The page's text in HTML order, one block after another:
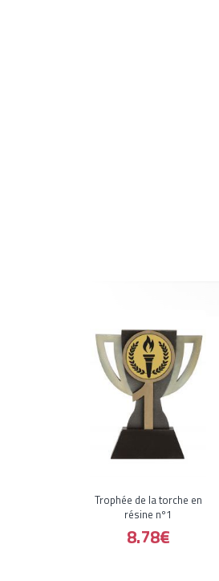
Trophée de la torche en
résine nº1
8.78€